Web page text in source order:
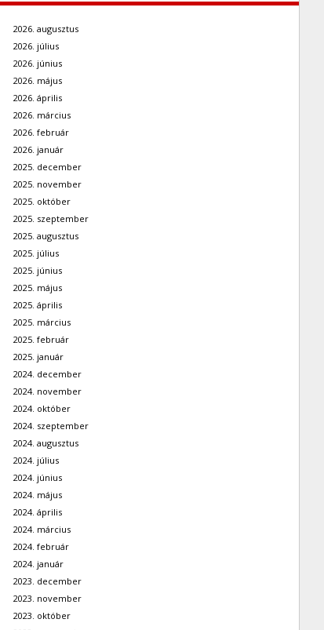
2026. augusztus
2026. július
2026. június
2026. május
2026. április
2026. március
2026. február
2026. január
2025. december
2025. november
2025. október
2025. szeptember
2025. augusztus
2025. július
2025. június
2025. május
2025. április
2025. március
2025. február
2025. január
2024. december
2024. november
2024. október
2024. szeptember
2024. augusztus
2024. július
2024. június
2024. május
2024. április
2024. március
2024. február
2024. január
2023. december
2023. november
2023. október